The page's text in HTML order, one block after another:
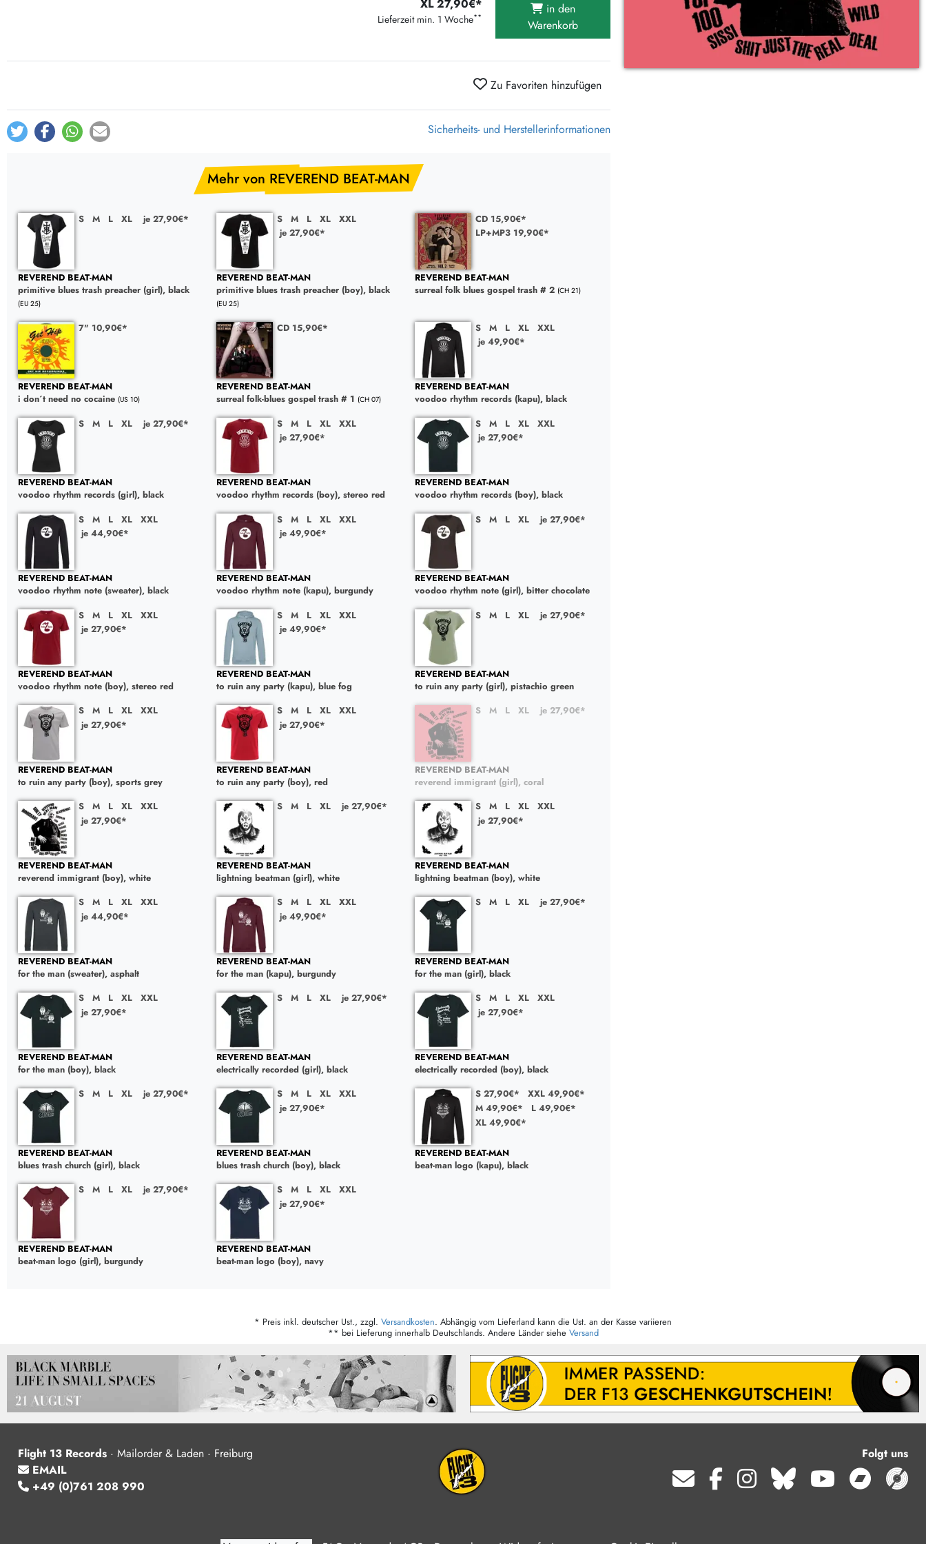
375 Aktion Vinyl Q3 2026
Clouds Hill & Broken Silence-Sommer-Aktion
FLIGHT 13 REC. SALE
Unter Schafen-Vinyl günstig
XL 27,90€*
Lieferzeit min. 1 Woche**
in den
Warenkorb
Zu Favoriten hinzufügen
Sicherheits- und Herstellerinformationen
Mehr von REVEREND BEAT-MAN
S M L XL je 27,90€*
REVEREND BEAT-MAN
primitive blues trash preacher (girl), black
(EU 25)
S M L XL
XXL
je 27,90€*
REVEREND BEAT-MAN
primitive blues trash preacher (boy), black
(EU 25)
CD 15,90€*
LP+MP3 19,90€*
REVEREND BEAT-MAN
surreal folk blues gospel trash # 2 (CH 21)
7" 10,90€*
REVEREND BEAT-MAN
i don´t need no cocaine (US 10)
CD 15,90€*
REVEREND BEAT-MAN
surreal folk-blues gospel trash # 1 (CH 07)
S M L XL
XXL
je 49,90€*
REVEREND BEAT-MAN
voodoo rhythm records (kapu), black
S
M L XL je 27,90€*
REVEREND BEAT-MAN
voodoo rhythm records (girl), black
S M L XL
XXL
je 27,90€*
REVEREND BEAT-MAN
voodoo rhythm records (boy), stereo red
S M L XL
XXL
je 27,90€*
REVEREND BEAT-MAN
voodoo rhythm records (boy), black
S
M L XL
XXL
je 44,90€*
REVEREND BEAT-MAN
voodoo rhythm note (sweater), black
S M L XL
XXL
je 49,90€*
REVEREND BEAT-MAN
voodoo rhythm note (kapu), burgundy
S M L XL je 27,90€*
REVEREND BEAT-MAN
voodoo rhythm note (girl), bitter chocolate
S
M L XL
XXL
je 27,90€*
REVEREND BEAT-MAN
voodoo rhythm note (boy), stereo red
S M L XL
XXL
je 49,90€*
REVEREND BEAT-MAN
to ruin any party (kapu), blue fog
S M L XL je 27,90€*
REVEREND BEAT-MAN
to ruin any party (girl), pistachio green
S
M L XL
XXL
je 27,90€*
REVEREND BEAT-MAN
to ruin any party (boy), sports grey
S M L XL
XXL
je 27,90€*
REVEREND BEAT-MAN
to ruin any party (boy), red
S M L XL je 27,90€*
REVEREND BEAT-MAN
reverend immigrant (girl), coral
S
M L XL
XXL
je 27,90€*
REVEREND BEAT-MAN
reverend immigrant (boy), white
S M L XL je 27,90€*
REVEREND BEAT-MAN
lightning beatman (girl), white
S M L XL
XXL
je 27,90€*
REVEREND BEAT-MAN
lightning beatman (boy), white
S
M L XL
XXL
je 44,90€*
REVEREND BEAT-MAN
for the man (sweater), asphalt
S M L XL
XXL
je 49,90€*
REVEREND BEAT-MAN
for the man (kapu), burgundy
S M L XL je 27,90€*
REVEREND BEAT-MAN
for the man (girl), black
S
M L XL
XXL
je 27,90€*
REVEREND BEAT-MAN
for the man (boy), black
S M L XL je 27,90€*
REVEREND BEAT-MAN
electrically recorded (girl), black
S M L XL
XXL
je 27,90€*
REVEREND BEAT-MAN
electrically recorded (boy), black
S
M L XL je 27,90€*
REVEREND BEAT-MAN
blues trash church (girl), black
S M L XL
XXL
je 27,90€*
REVEREND BEAT-MAN
blues trash church (boy), black
S 27,90€*
XXL 49,90€*
M 49,90€*
L 49,90€*
XL 49,90€*
REVEREND BEAT-MAN
beat-man logo (kapu), black
S
M L XL je 27,90€*
REVEREND BEAT-MAN
beat-man logo (girl), burgundy
S M L XL
XXL
je 27,90€*
REVEREND BEAT-MAN
beat-man logo (boy), navy
* Preis inkl. deutscher Ust., zzgl. Versandkosten. Abhängig vom Lieferland kann die Ust. an der Kasse variieren
** bei Lieferung innerhalb Deutschlands. Andere Länder siehe Versand
Flight 13 Records · Mailorder & Laden · Freiburg
EMAIL
+49 (0)761 208 990
Folgt uns